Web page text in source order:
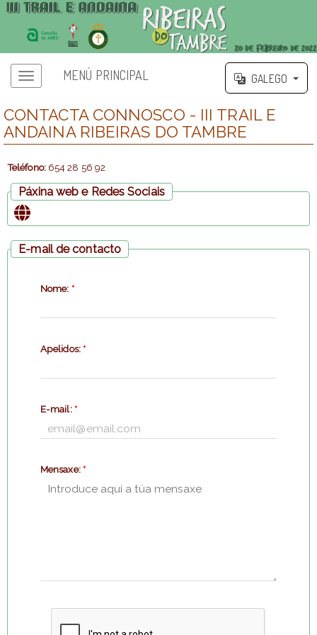
MENÚ PRINCIPAL GALEGO
CONTACTA CONNOSCO - III TRAIL E
ANDAINA RIBEIRAS DO TAMBRE
Teléfono:654 28 56 92
Páxina web e Redes Sociais
E-mail de contacto
Nome: *
Apelidos: *
E-mail: *
Mensaxe: *